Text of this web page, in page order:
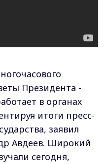
Президента -
в органах
итоги пресс-
заявил
Авдеев. Широкий
сегодня,